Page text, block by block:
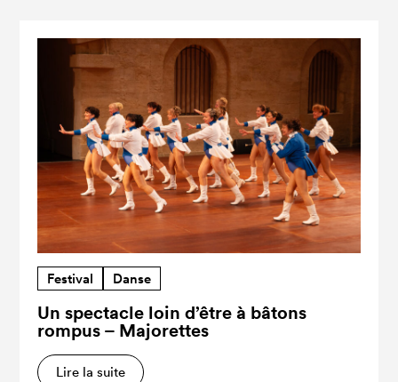
Festival Danse
Un spectacle loin d’être à bâtons
rompus – Majorettes
Lire la suite